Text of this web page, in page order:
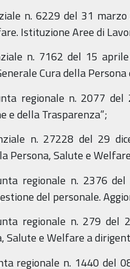
n. 6229 del 31
Istituzione Aree di
n. 7162 del 15
Cura della
regionale n. 2077
e della Trasparenza”;
n. 27228 del 29
Persona, Salute e
regionale n. 2376
del personale.
regionale n. 279 del
Salute e Welfare a
regionale n. 1440 del